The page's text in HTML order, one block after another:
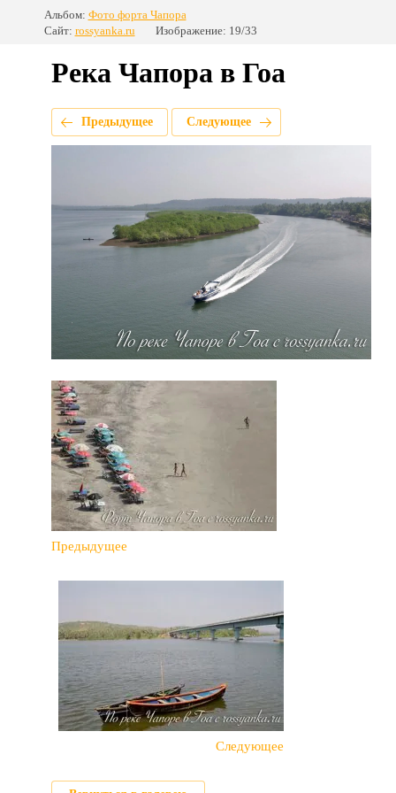
Альбом: Фото форта Чапора
Сайт: rossyanka.ru Изображение: 19/33
Река Чапора в Гоа
Предыдущее Следующее
Предыдущее
Следующее